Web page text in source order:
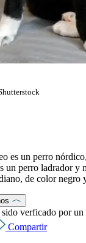
es un perro
un perro ladrador y
de color negro
verficado por un
Compartir